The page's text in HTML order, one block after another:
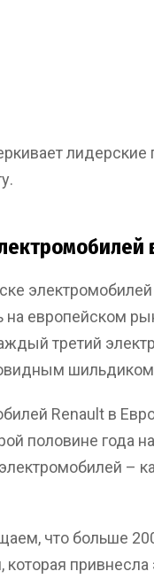
лидерские
на европейском
третий
Renault в
половине года
–
что больше